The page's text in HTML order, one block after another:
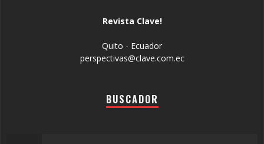
Revista Clave!
Quito - Ecuador
perspectivas@clave.com.ec
BUSCADOR